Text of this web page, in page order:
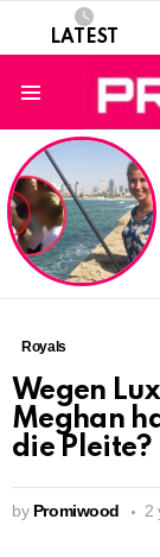
LATEST
LATEST
STORIES
Royals
Wegen
Meghan
die Pleite?
by Promiwood 2